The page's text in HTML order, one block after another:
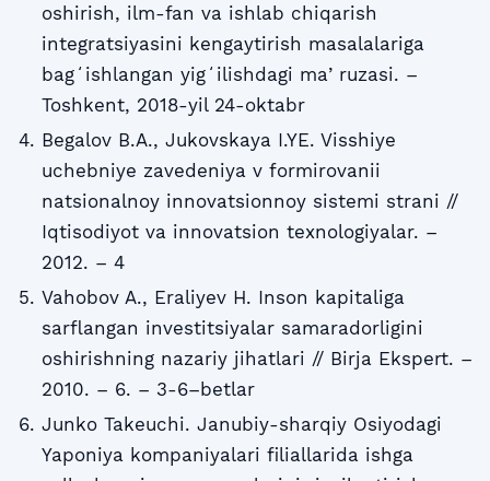
oshirish, ilm-fan va ishlab chiqarish
integratsiyasini kengaytirish masalalariga
bagʻishlangan yigʻilishdagi maʼruzasi. –
Toshkent, 2018-yil 24-oktabr
Begalov B.A., Jukovskaya I.YE. Visshiye
uchebniye zavedeniya v formirovanii
natsionalnoy innovatsionnoy sistemi strani //
Iqtisodiyot va innovatsion texnologiyalar. –
2012. – 4
Vahobov A., Eraliyev H. Inson kapitaliga
sarflangan investitsiyalar samaradorligini
oshirishning nazariy jihatlari // Birja Ekspert. –
2010. – 6. – 3-6–betlar
Junko Takeuchi. Janubiy-sharqiy Osiyodagi
Yaponiya kompaniyalari filiallarida ishga